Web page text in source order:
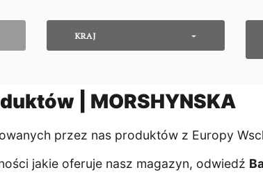
KRAJ
| MORSHYNSKA
przez nas produktów z Europy
jakie oferuje nasz magazyn, odwiedź